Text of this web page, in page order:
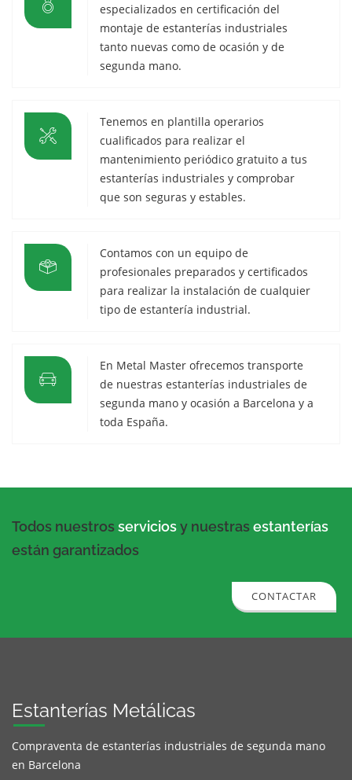
especializados en certificación del
montaje de estanterías industriales
tanto nuevas como de ocasión y de
segunda mano.
Tenemos en plantilla operarios
cualificados para realizar el
mantenimiento periódico gratuito a tus
estanterías industriales y comprobar
que son seguras y estables.
Contamos con un equipo de
profesionales preparados y certificados
para realizar la instalación de cualquier
tipo de estantería industrial.
En Metal Master ofrecemos transporte
de nuestras estanterías industriales de
segunda mano y ocasión a Barcelona y a
toda España.
Todos nuestros serviciosy nuestras estanterías
están garantizados
CONTACTAR
Estanterías Metálicas
Compraventa de estanterías industriales de segunda mano
en Barcelona